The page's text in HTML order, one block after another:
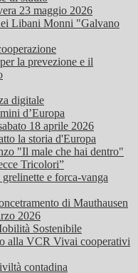
23 maggio 2026
Libani Monni "Galvano
la prevezione e il
digitale
d’Europa
18 aprile 2026
la storia d'Europa
"Il male che hai dentro"
Tricolori”
e forca-vanga
di Mauthausen
2026
Sostenibile
alla VCR Vivai cooperativi
contadina